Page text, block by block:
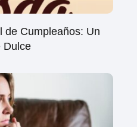
de Cumpleaños: Un
Dulce